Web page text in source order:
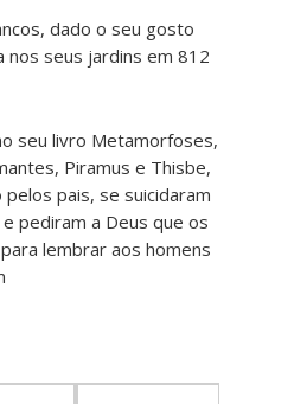
dado o seu gosto
seus jardins em 812
seu livro Metamorfoses,
Piramus e Thisbe,
pais, se suicidaram
pediram a Deus que os
lembrar aos homens